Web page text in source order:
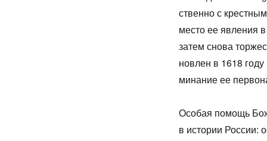
ствен­но с
ме­сто ее яв­ле­ния
за­тем сно­ва
нов­лен в 1618
ми­на­ние ее
Осо­бая по­мощь
в ис­то­рии Рос­сии: